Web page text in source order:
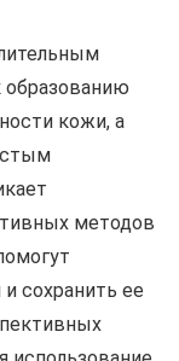
образованию
кожи, а
методов
сохранить ее